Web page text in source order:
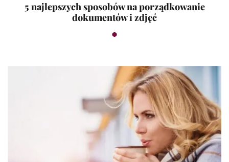
5 najlepszych sposobów na porządkowanie
dokumentów i zdjęć